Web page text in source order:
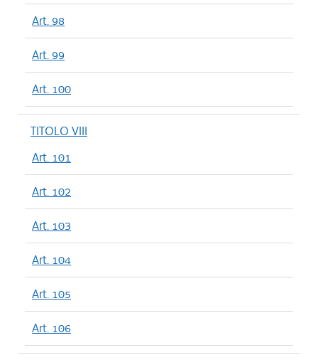
Art. 98
Art. 99
Art. 100
TITOLO VIII
Art. 101
Art. 102
Art. 103
Art. 104
Art. 105
Art. 106